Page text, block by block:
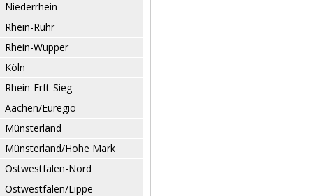
Niederrhein
Rhein-Ruhr
Rhein-Wupper
Köln
Rhein-Erft-Sieg
Aachen/Euregio
Münsterland
Münsterland/Hohe Mark
Ostwestfalen-Nord
Ostwestfalen/Lippe